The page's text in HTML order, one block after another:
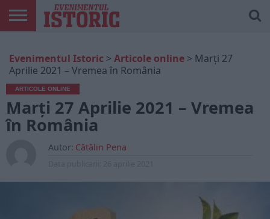
ONLINE
EDIȚII
TIPĂRITE
ISTORIC
PLAY
CONTUL
MEU
Evenimentul Istoric > Articole online > Marți 27
Aprilie 2021 – Vremea în România
ARTICOLE ONLINE
Marți 27 Aprilie 2021 – Vremea
în România
Autor: Cătălin Pena